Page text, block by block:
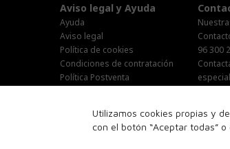
Utilizamos cookies propias y
con el botón “Aceptar todas”
Aviso legal y Ayuda
Ayuda
Aviso legal
Política de cookies
Condiciones de contratación
Política Postventa
96 300
Lunes-
Viernes